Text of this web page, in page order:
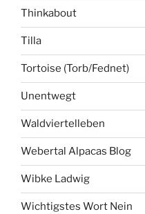
Thinkabout
Tilla
Tortoise (Torb/Fednet)
Unentwegt
Waldviertelleben
Webertal Alpacas Blog
Wibke Ladwig
Wichtigstes Wort Nein